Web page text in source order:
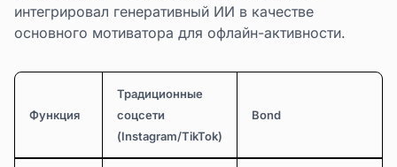
интегрировал генеративный ИИ в качестве
основного мотиватора для офлайн-активности.
Функция
Традиционные
соцсети
(Instagram/TikTok)
Bond